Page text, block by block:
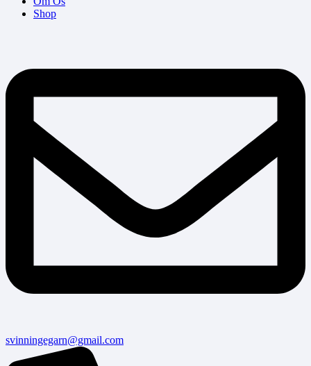
Shop
svinningegarn@gmail.com